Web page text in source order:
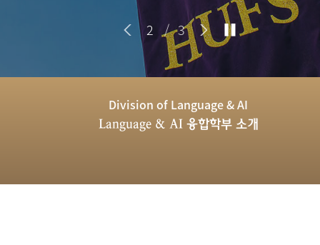
2 / 3
Division of Language & AI
Language & AI 융합학부 소개